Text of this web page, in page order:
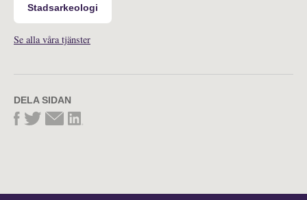
Stadsarkeologi
Se alla våra tjänster
DELA SIDAN